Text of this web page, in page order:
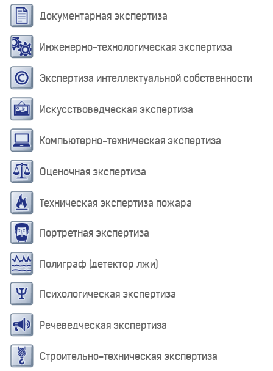
Документарная экспертиза
Инженерно-технологическая экспертиза
Экспертиза интеллектуальной собственности
Искусствоведческая экспертиза
Компьютерно-техническая экспертиза
Оценочная экспертиза
Техническая экспертиза пожара
Портретная экспертиза
Полиграф (детектор лжи)
Психологическая экспертиза
Речеведческая экспертиза
Строительно-техническая экспертиза